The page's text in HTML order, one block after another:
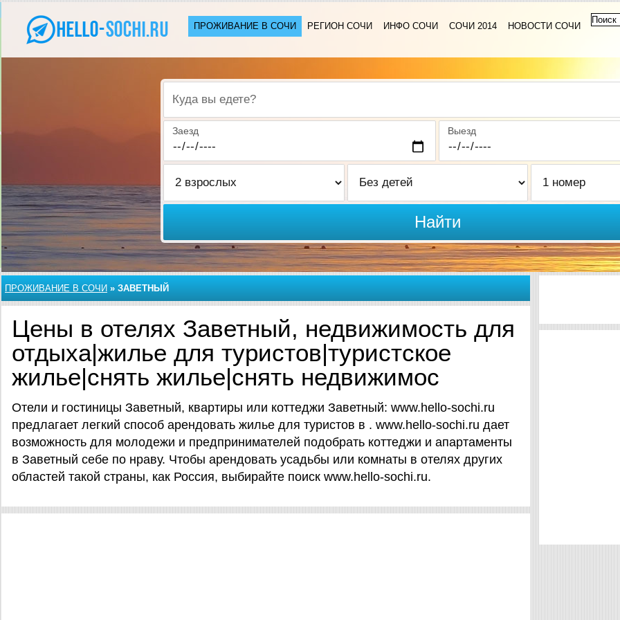
ПРОЖИВАНИЕ В CОЧИ РЕГИОН СОЧИ ИНФО СОЧИ СОЧИ 2014 НОВОСТИ СОЧИ
Куда вы едете?
Заезд Выезд
Найти
ПРОЖИВАНИЕ В CОЧИ » ЗАВЕТНЫЙ
Цены в отелях Заветный, недвижимость для
отдыха|жилье для туристов|туристское
жилье|снять жилье|снять недвижимос
Отели и гостиницы Заветный, квартиры или коттеджи Заветный: www.hello-sochi.ru
предлагает легкий способ арендовать жилье для туристов в . www.hello-sochi.ru дает
возможность для молодежи и предпринимателей подобрать коттеджи и апартаменты
в Заветный себе по нраву. Чтобы арендовать усадьбы или комнаты в отелях других
областей такой страны, как Россия, выбирайте поиск www.hello-sochi.ru.